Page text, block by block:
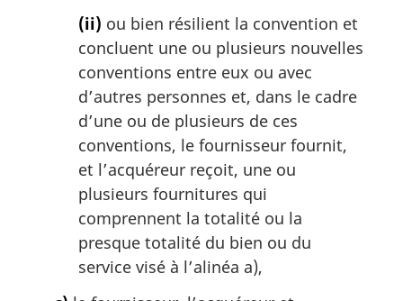
(ii) ou bien résilient la convention et
concluent une ou plusieurs nouvelles
conventions entre eux ou avec
d’autres personnes et, dans le cadre
d’une ou de plusieurs de ces
conventions, le fournisseur fournit,
et l’acquéreur reçoit, une ou
plusieurs fournitures qui
comprennent la totalité ou la
presque totalité du bien ou du
service visé à l’alinéa a),